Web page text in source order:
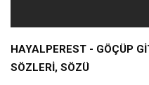
HAYALPEREST - GÖÇÜP
SÖZLERİ, SÖZÜ